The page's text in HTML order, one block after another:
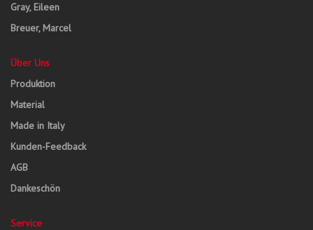
Gray, Eileen
Breuer, Marcel
Über Uns
Produktion
Material
Made in Italy
Kunden-Feedback
AGB
Dankeschön
Service